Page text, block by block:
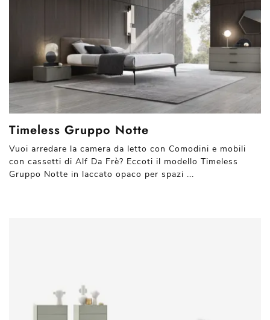
Timeless Gruppo Notte
Vuoi arredare la camera da letto con Comodini e mobili
con cassetti di Alf Da Frè? Eccoti il modello Timeless
Gruppo Notte in laccato opaco per spazi ...